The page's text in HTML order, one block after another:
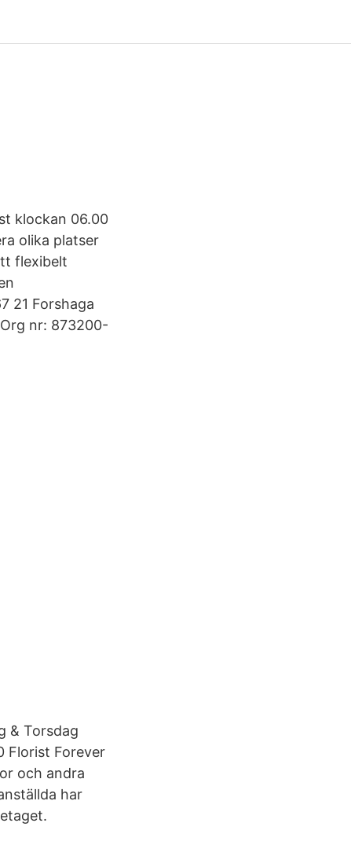
klockan 06.00
olika platser
flexibelt
21 Forshaga
nr: 873200-
& Torsdag
Florist Forever
och andra
har